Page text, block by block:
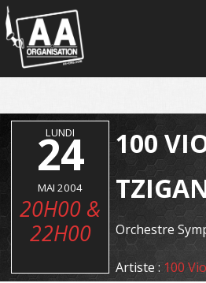
Panneau de gestion des cookies
LUNDI
24
MAI 2004
20H00 &
22H00
100
Orchestre
Artiste : 100